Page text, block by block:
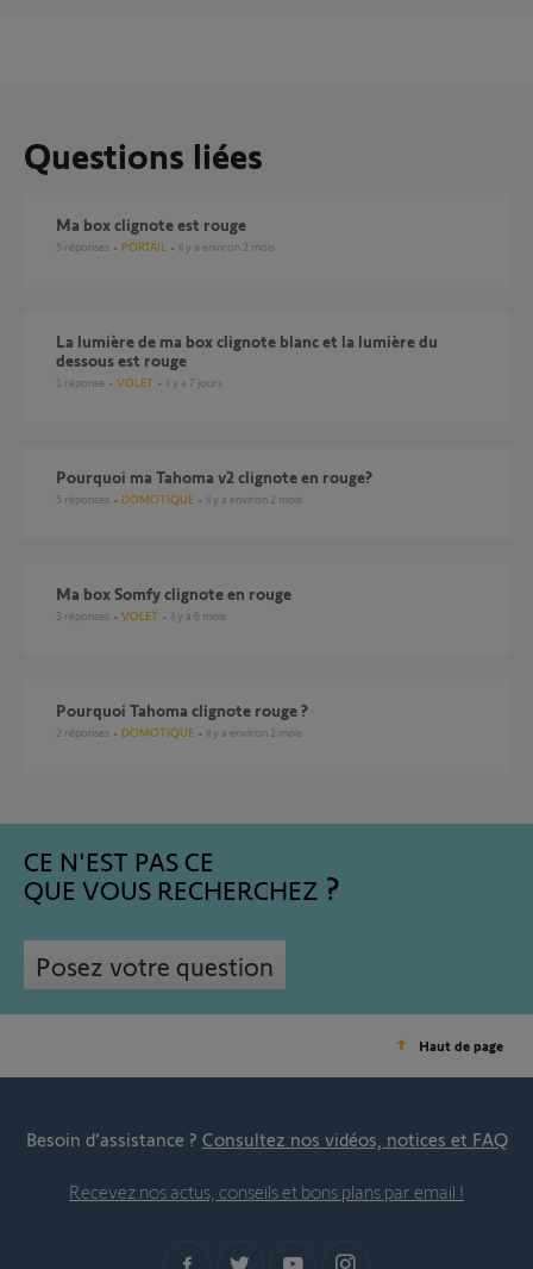
Questions liées
Ma box clignote est rouge
5 réponses PORTAIL il y a environ 2 mois
La lumière de ma box clignote blanc et la lumière du
dessous est rouge
1 réponse VOLET il y a 7 jours
Pourquoi ma Tahoma v2 clignote en rouge?
5 réponses DOMOTIQUE il y a environ 2 mois
Ma box Somfy clignote en rouge
3 réponses VOLET il y a 6 mois
pourquoi Tahoma clignote rouge ?
2 réponses DOMOTIQUE il y a environ 2 mois
CE N'EST PAS CE
QUE VOUS RECHERCHEZ
Posez votre question
Haut de page
Besoin d’assistance ? Consultez nos vidéos, notices et FAQ
Recevez nos actus, conseils et bons plans par email !